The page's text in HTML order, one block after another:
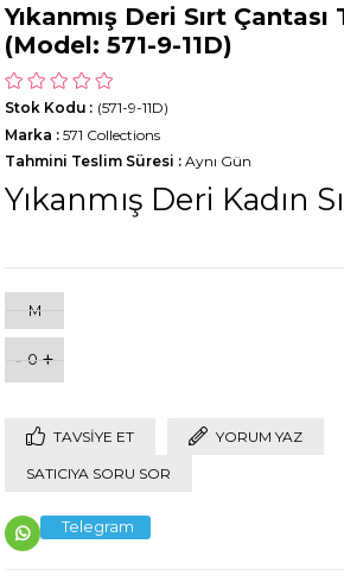
Yıkanmış Deri Sırt Çantası
(Model: 571-9-11D)
(571-9-11D)
Stok Kodu
Marka : 571 Collections
Tahmini Teslim Süresi : Aynı Gün
Yıkanmış Deri Kadın
M
- 0 +
TAVSIYE ET YORUM YAZ
SATICIYA SORU SOR
Telegram